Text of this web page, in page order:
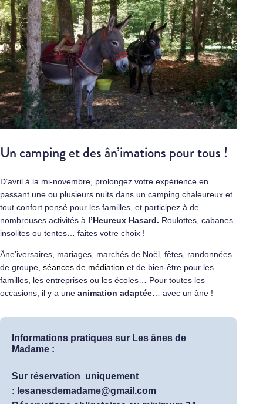
Un camping et des ân’imations pour tous !
D’avril à la mi-novembre, prolongez votre expérience en
passant une ou plusieurs nuits dans un camping chaleureux et
tout confort pensé pour les familles, et participez à de
nombreuses activités à l’Heureux Hasard. Roulottes, cabanes
insolites ou tentes… faites votre choix !
Âne’iversaires, mariages, marchés de Noël, fêtes, randonnées
de groupe, séances de médiation et de bien-être pour les
familles, les entreprises ou les écoles… Pour toutes les
occasions, il y a une animation adaptée … avec un âne !
Informations pratiques sur Les ânes de
Madame :
Sur réservation uniquement
: lesanesdemadame@gmail.com